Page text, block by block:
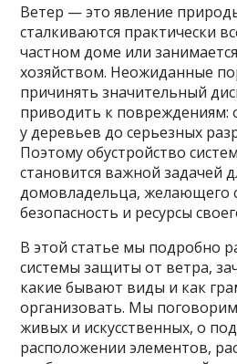
Ветер — это явление
сталкиваются практически
частном доме или
хозяйством. Неожиданные
причинять значительный
приводить к повреждениям:
у деревьев до серьезных
Поэтому обустройство
становится важной задачей
домовладельца, желающего
безопасность и ресурсы
В этой статье мы подробно
системы защиты от ветра,
какие бывают виды и как
организовать. Мы
живых и искусственных, о
расположении элементов,